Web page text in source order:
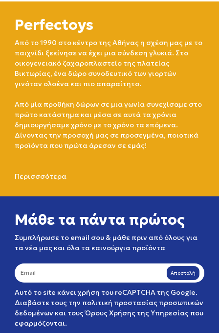
Perfectoys
Από το 1990 στο κέντρο της Αθήνας η σχέση μας με το
παιχνίδι ξεκίνησε να έχει μια σύνδεση γλυκιά. Στο
οικογενειακό ζαχαροπλαστείο της πλατείας
Βικτωρίας, ένα δώρο συνοδευτικό των γιορτών
γινόταν ολοένα και πιο απαραίτητο.
Από μία προθήκη δώρων σε μια γωνία συνεχίσαμε στο
πρώτο κατάστημα και μέσα σε αυτά τα χρόνια
δημιουργήσαμε χρόνο με το χρόνο τα επόμενα.
Δίνοντας την προσοχή μας σε προσεγμένα, ποιοτικά
προϊόντα που πρώτα άρεσαν σε εμάς!
Περισσσότερα
Μάθε τα πάντα πρώτος
Συμπλήρωσε το email σου & μάθε πριν από όλους για
τα νέα μας και όλα τα καινούργια προϊόντα
Αποστολή
Αυτό το site κάνει χρήση του reCAPTCHA της Google.
Διαβάστε τους την πολιτική προστασίας προσωπικών
δεδομένων και τουςΌρους Χρήσης της Υπηρεσίας που
εφαρμόζονται.